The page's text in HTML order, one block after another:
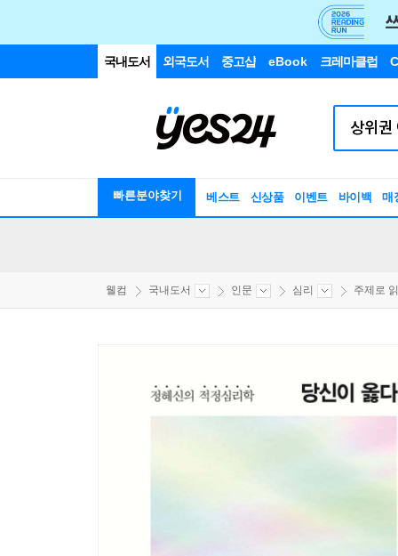
국내도서 외국도서 중고샵 eBook 크레마클럽
빠른분야찾기 베스트 신상품 이벤트 바이백 매
웰컴 국내도서 인문 심리 주제로